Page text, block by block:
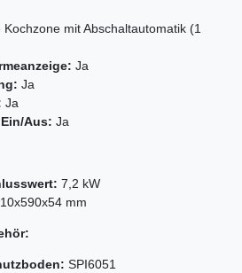
Kochzone mit Abschaltautomatik (1
Ja
Ja
Ja
Aus: Ja
7,2 kW
mm
SPI6051